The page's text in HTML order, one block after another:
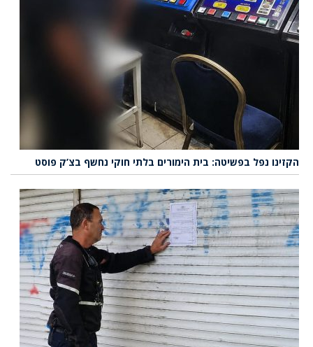
הקזינו נפל בפשיטה: בית הימורים בלתי חוקי נחשף בצ’ק פוסט